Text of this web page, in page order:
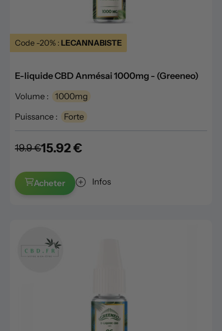
Code -20% : LECANNABISTE
E-liquide CBD Anmésai 1000mg - (Greeneo)
Volume : 1000mg
Puissance : Forte
19.9 €15.92 €
Acheter Infos